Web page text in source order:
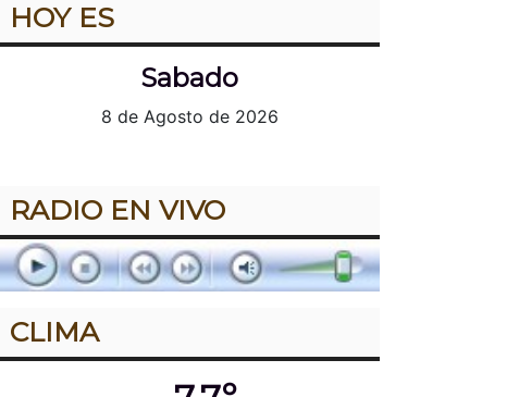
HOY ES
Sabado
8 de Agosto de 2026
RADIO EN VIVO
CLIMA